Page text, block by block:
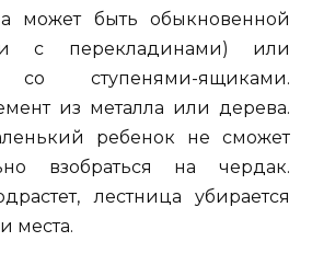
может быть обыкновенной
с перекладинами) или
ступенями-ящиками.
из металла или дерева.
ребенок не сможет
взобраться на чердак.
лестница убирается
места.